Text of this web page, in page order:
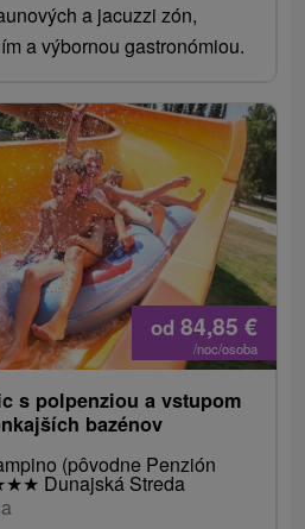
a jacuzzi zón,
a výbornou gastronómiou.
od 84,85 €
/noc/osoba
s polpenziou a vstupom
bazénov
(pôvodne Penzión
★★ Dunajská Streda